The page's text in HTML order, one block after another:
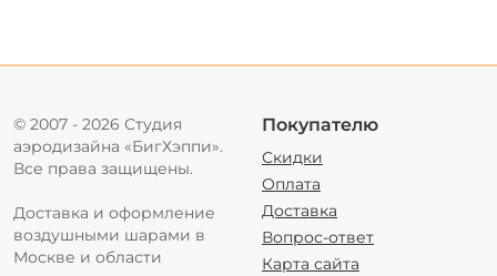
© 2007 - 2026 Студия
аэродизайна «БигХэппи».
Все права защищены.
Доставка и оформление
воздушными шарами в
Москве и области
Покупателю
Скидки
Оплата
Доставка
Вопрос-ответ
Карта сайта